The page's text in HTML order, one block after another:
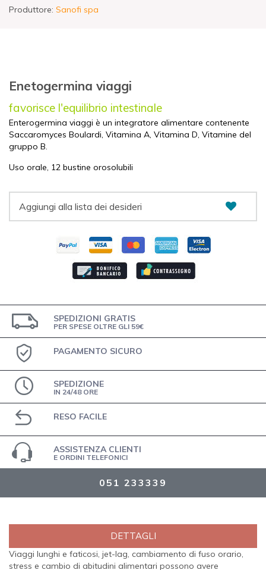
Produttore: Sanofi spa
Enetogermina viaggi
favorisce l'equilibrio intestinale
Enterogermina viaggi è un integratore alimentare contenente
Saccaromyces Boulardi, Vitamina A, Vitamina D, Vitamine del
gruppo B.
Uso orale, 12 bustine orosolubili
Aggiungi alla lista dei desideri
SPEDIZIONI GRATIS
PER SPESE OLTRE GLI 59€
PAGAMENTO SICURO
SPEDIZIONE
IN 24/48 ORE
RESO FACILE
ASSISTENZA CLIENTI
E ORDINI TELEFONICI
051 233339
DETTAGLI
Viaggi lunghi e faticosi, jet-lag, cambiamento di fuso orario,
stress e cambio di abitudini alimentari possono avere